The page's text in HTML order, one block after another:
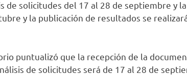
de solicitudes del 17 al 28 de septiembre y la
y la publicación de resultados se
puntualizó que la recepción de la
de solicitudes será de 17 al 28 de